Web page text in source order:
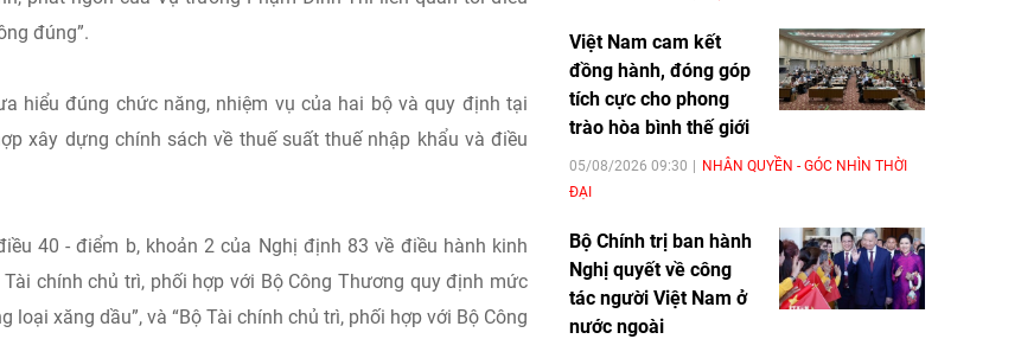
đúng”.
hiểu đúng chức năng, nhiệm vụ của hai bộ và quy định tại
xây dựng chính sách về thuế suất thuế nhập khẩu và điều
40 - điểm b, khoản 2 của Nghị định 83 về điều hành kinh
chính chủ trì, phối hợp với Bộ Công Thương quy định mức
xăng dầu”, và “Bộ Tài chính chủ trì, phối hợp với Bộ Công
Việt Nam cam kết
đồng hành, đóng góp
tích cực cho phong
trào hòa bình thế giới
05/08/2026 09:30
NHÂN QUYỀN - GÓC NHÌN THỜI
ĐẠI
Bộ Chính trị ban hành
Nghị quyết về công
tác người Việt Nam ở
nước ngoài